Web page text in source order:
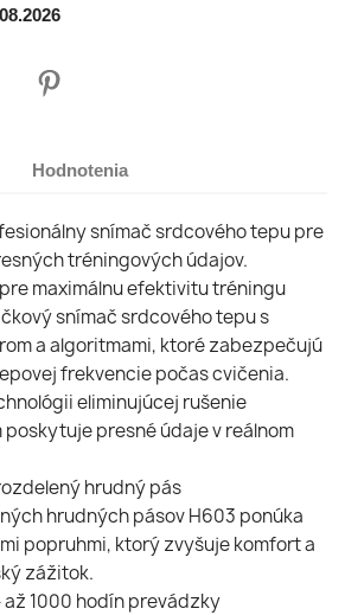
Hodnotenia
snímač srdcového tepu pre
tréningových údajov.
maximálnu efektivitu tréningu
snímač srdcového tepu s
a algoritmami, ktoré zabezpečujú
frekvencie počas cvičenia.
eliminujúcej rušenie
presné údaje v reálnom
hrudný pás
hrudných pásov H603 ponúka
popruhmi, ktorý zvyšuje komfort a
zážitok.
1000 hodín prevádzky